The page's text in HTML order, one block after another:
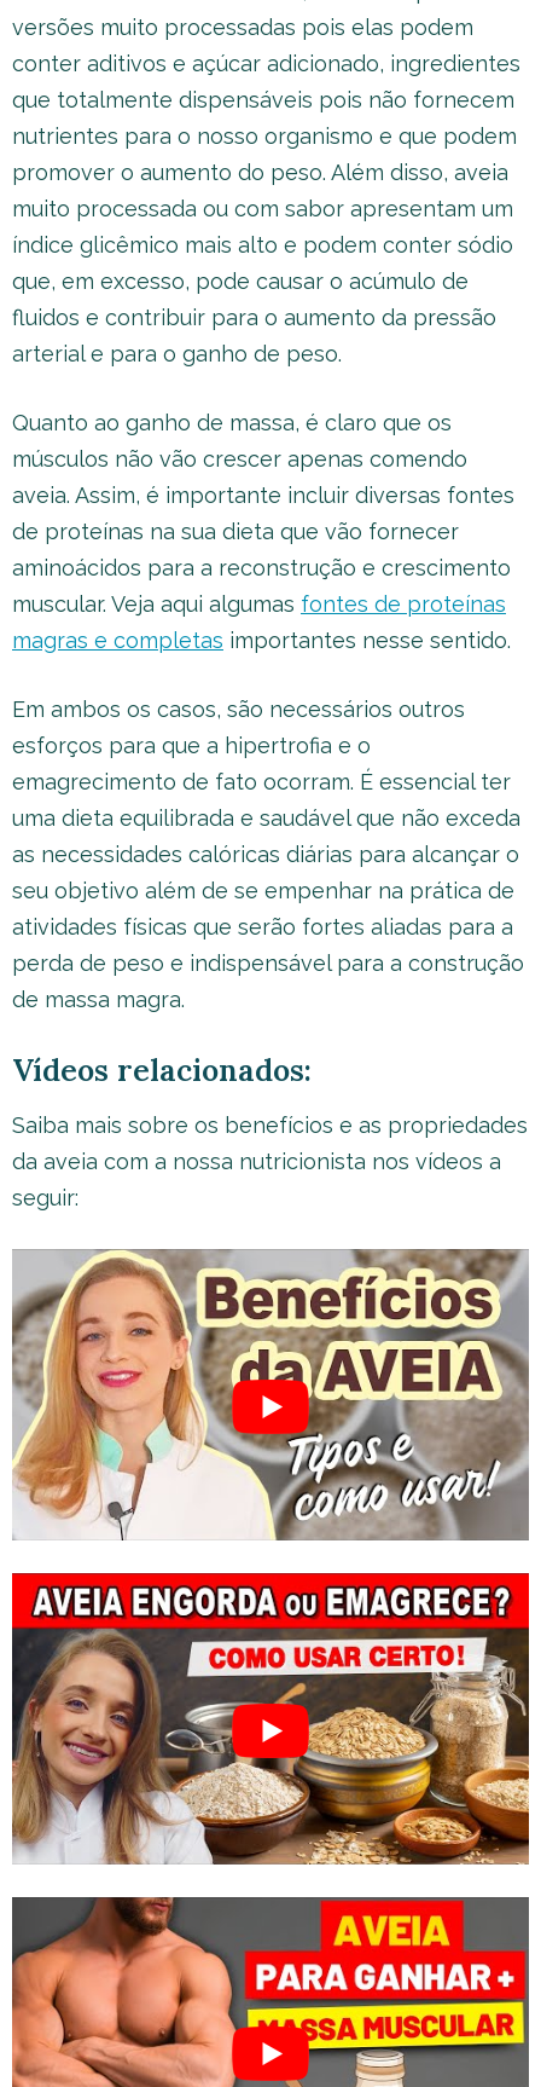
versões muito processadas pois elas podem
conter aditivos e açúcar adicionado, ingredientes
que totalmente dispensáveis pois não fornecem
nutrientes para o nosso organismo e que podem
promover o aumento do peso. Além disso, aveia
muito processada ou com sabor apresentam um
índice glicêmico mais alto e podem conter sódio
que, em excesso, pode causar o acúmulo de
fluidos e contribuir para o aumento da pressão
arterial e para o ganho de peso.
Quanto ao ganho de massa, é claro que os
músculos não vão crescer apenas comendo
aveia. Assim, é importante incluir diversas fontes
de proteínas na sua dieta que vão fornecer
aminoácidos para a reconstrução e crescimento
muscular. Veja aqui algumas fontes de proteínas
magras e completas importantes nesse sentido.
Em ambos os casos, são necessários outros
esforços para que a hipertrofia e o
emagrecimento de fato ocorram. É essencial ter
uma dieta equilibrada e saudável que não exceda
as necessidades calóricas diárias para alcançar o
seu objetivo além de se empenhar na prática de
atividades físicas que serão fortes aliadas para a
perda de peso e indispensável para a construção
de massa magra.
Vídeos relacionados:
Saiba mais sobre os benefícios e as propriedades
da aveia com a nossa nutricionista nos vídeos a
seguir: